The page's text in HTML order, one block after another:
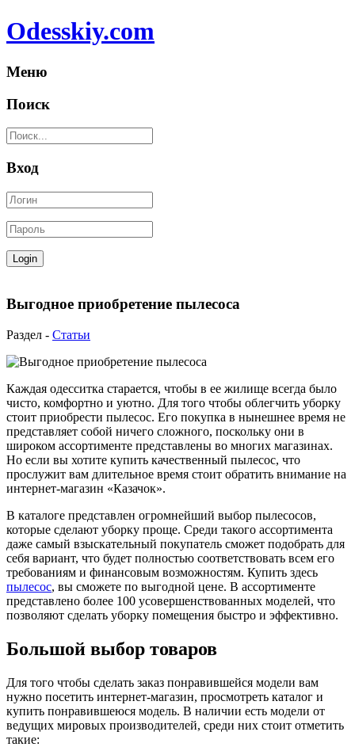
Odesskiy.com
Меню
Поиск
Вход
Выгодное приобретение пылесоса
Раздел - Статьи
Каждая одесситка старается, чтобы в ее жилище всегда было
чисто, комфортно и уютно. Для того чтобы облегчить уборку
стоит приобрести пылесос. Его покупка в нынешнее время не
представляет собой ничего сложного, поскольку они в
широком ассортименте представлены во многих магазинах.
Но если вы хотите купить качественный пылесос, что
прослужит вам длительное время стоит обратить внимание на
интернет-магазин «Казачок».
В каталоге представлен огромнейший выбор пылесосов,
которые сделают уборку проще. Среди такого ассортимента
даже самый взыскательный покупатель сможет подобрать для
себя вариант, что будет полностью соответствовать всем его
требованиям и финансовым возможностям. Купить здесь
пылесос, вы сможете по выгодной цене. В ассортименте
представлено более 100 усовершенствованных моделей, что
позволяют сделать уборку помещения быстро и эффективно.
Большой выбор товаров
Для того чтобы сделать заказ понравившейся модели вам
нужно посетить интернет-магазин, просмотреть каталог и
купить понравившеюся модель. В наличии есть модели от
ведущих мировых производителей, среди них стоит отметить
такие: